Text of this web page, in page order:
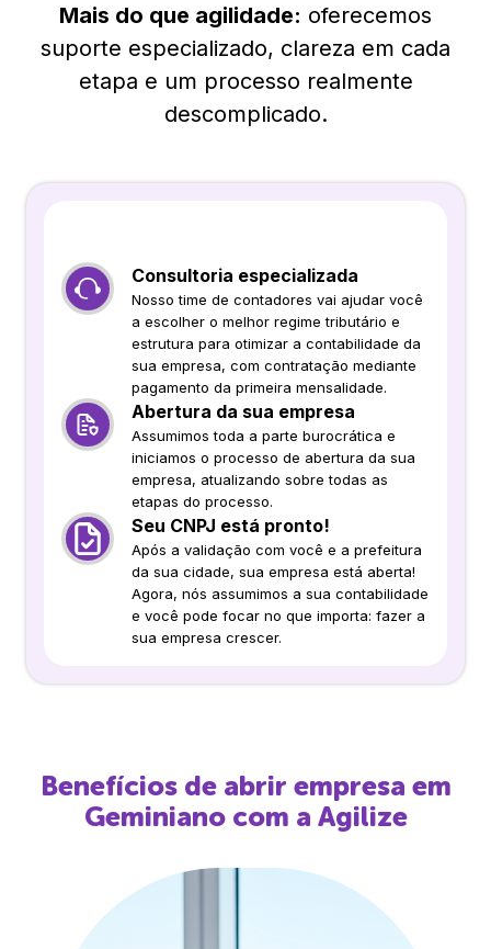
Mais do que agilidade: oferecemos
suporte especializado, clareza em cada
etapa e um processo realmente
descomplicado.
Consultoria especializada
Nosso time de contadores vai ajudar você
a escolher o melhor regime tributário e
estrutura para otimizar a contabilidade da
sua empresa, com contratação mediante
pagamento da primeira mensalidade.
Abertura da sua empresa
Assumimos toda a parte burocrática e
iniciamos o processo de abertura da sua
empresa, atualizando sobre todas as
etapas do processo.
Seu CNPJ está pronto!
Após a validação com você e a prefeitura
da sua cidade, sua empresa está aberta!
Agora, nós assumimos a sua contabilidade
e você pode focar no que importa: fazer a
sua empresa crescer.
Benefícios de abrir empresa em
Geminianocom a Agilize